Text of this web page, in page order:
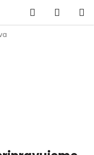
Hľadať
KOŠÍK